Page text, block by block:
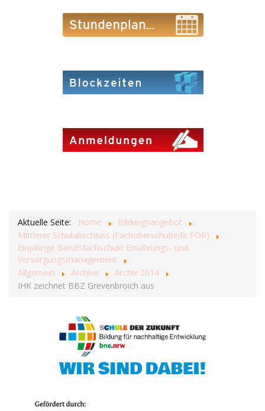
Aktuelle Seite: Home
Bildungsangebot
Mittlerer Schulabschluss (Fachoberschulreife FOR)
Einjährige Berufsfachschule Ernährungs- und
Versorgungsmanagement
Allgemein
Archive
Archiv 2014
IHK zeichnet BBZ Grevenbroich aus